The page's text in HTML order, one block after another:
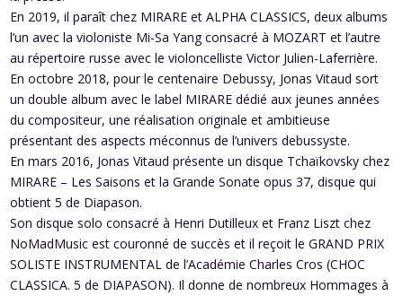
En 2019, il paraît chez MIRARE et ALPHA CLASSICS, deux albums
l’un avec la violoniste Mi-Sa Yang consacré à MOZART et l’autre
au répertoire russe avec le violoncelliste Victor Julien-Laferrière.
En octobre 2018, pour le centenaire Debussy, Jonas Vitaud sort
un double album avec le label MIRARE dédié aux jeunes années
du compositeur, une réalisation originale et ambitieuse
présentant des aspects méconnus de l’univers debussyste.
En mars 2016, Jonas Vitaud présente un disque Tchaïkovsky chez
MIRARE – Les Saisons et la Grande Sonate opus 37, disque qui
obtient 5 de Diapason.
Son disque solo consacré à Henri Dutilleux et Franz Liszt chez
NoMadMusic est couronné de succès et il reçoit le GRAND PRIX
SOLISTE INSTRUMENTAL de l’Académie Charles Cros (CHOC
CLASSICA. 5 de DIAPASON). Il donne de nombreux Hommages à